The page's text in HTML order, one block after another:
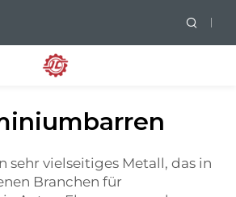
sehr vielseitiges Metall, das in
Branchen für